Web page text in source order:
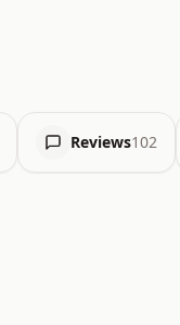
Reviews102